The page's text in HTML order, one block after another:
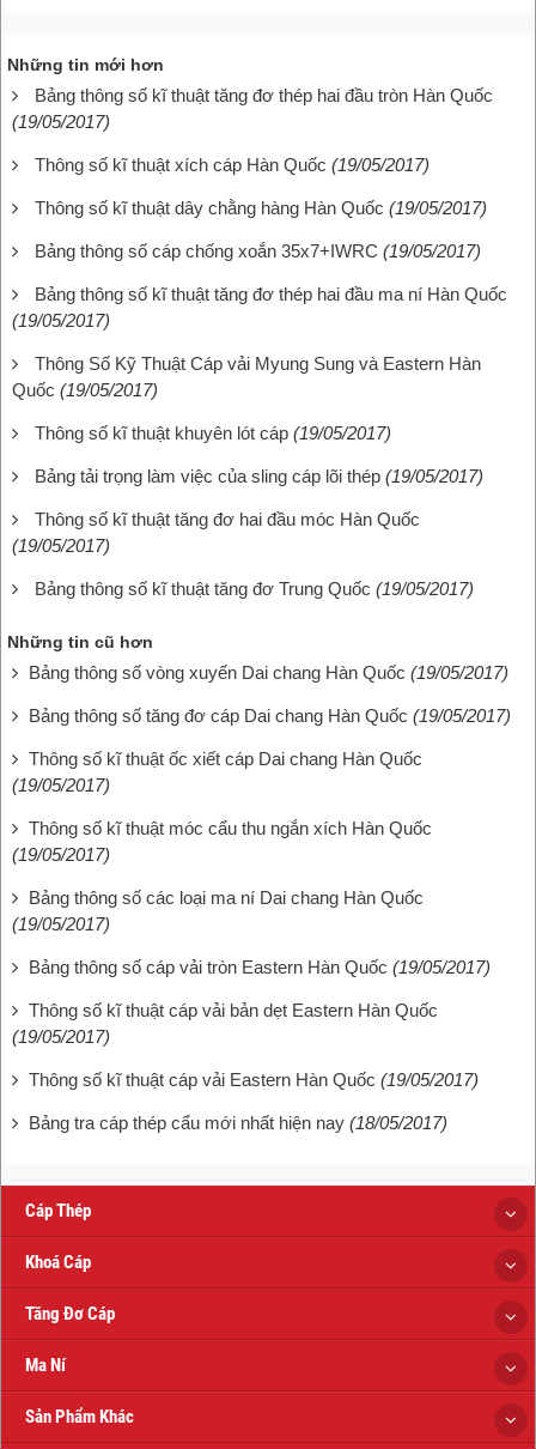
Những tin mới hơn
Bảng thông số kĩ thuật tăng đơ thép hai đầu tròn Hàn Quốc
(19/05/2017)
Thông số kĩ thuật xích cáp Hàn Quốc (19/05/2017)
Thông số kĩ thuật dây chằng hàng Hàn Quốc (19/05/2017)
Bảng thông số cáp chống xoắn 35x7+IWRC (19/05/2017)
Bảng thông số kĩ thuật tăng đơ thép hai đầu ma ní Hàn Quốc
(19/05/2017)
Thông Số Kỹ Thuật Cáp vải Myung Sung và Eastern Hàn
Quốc (19/05/2017)
Thông số kĩ thuật khuyên lót cáp (19/05/2017)
Bảng tải trọng làm việc của sling cáp lõi thép (19/05/2017)
Thông số kĩ thuật tăng đơ hai đầu móc Hàn Quốc
(19/05/2017)
Bảng thông số kĩ thuật tăng đơ Trung Quốc (19/05/2017)
Những tin cũ hơn
Bảng thông số vòng xuyến Dai chang Hàn Quốc (19/05/2017)
Bảng thông số tăng đơ cáp Dai chang Hàn Quốc (19/05/2017)
Thông số kĩ thuật ốc xiết cáp Dai chang Hàn Quốc
(19/05/2017)
Thông số kĩ thuật móc cẩu thu ngắn xích Hàn Quốc
(19/05/2017)
Bảng thông số các loại ma ní Dai chang Hàn Quốc
(19/05/2017)
Bảng thông số cáp vải tròn Eastern Hàn Quốc (19/05/2017)
Thông số kĩ thuật cáp vải bản dẹt Eastern Hàn Quốc
(19/05/2017)
Thông số kĩ thuật cáp vải Eastern Hàn Quốc (19/05/2017)
Bảng tra cáp thép cẩu mới nhất hiện nay (18/05/2017)
Cáp Thép
Khoá Cáp
Tăng Đơ Cáp
Ma Ní
Sản Phẩm Khác